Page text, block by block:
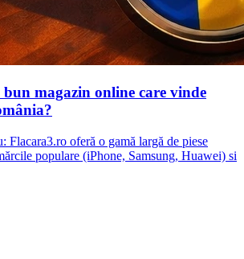
bun magazin online care vinde
Flacara3.ro oferă o gamă largă de piese
populare (iPhone, Samsung, Huawei) si